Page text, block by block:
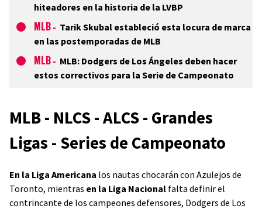
hiteadores en la historia de la LVBP
MLB - Tarik Skubal estableció esta locura de marca
en las postemporadas de MLB
MLB - MLB: Dodgers de Los Ángeles deben hacer
estos correctivos para la Serie de Campeonato
MLB - NLCS - ALCS - Grandes
Ligas - Series de Campeonato
En la Liga Americana los nautas chocarán con Azulejos de
Toronto, mientras en la Liga Nacional falta definir el
contrincante de los campeones defensores, Dodgers de Los